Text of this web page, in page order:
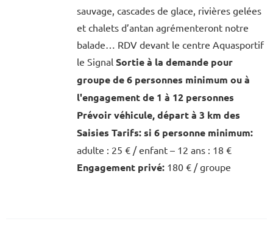
sauvage, cascades de glace, rivières gelées
et chalets d’antan agrémenteront notre
balade… RDV devant le centre Aquasportif
le Signal Sortie à la demande pour
groupe de 6 personnes minimum ou à
l'engagement de 1 à 12 personnes
Prévoir véhicule, départ à 3 km des
Saisies Tarifs: si 6 personne minimum:
adulte : 25 € / enfant – 12 ans : 18 €
Engagement privé:180 € / groupe